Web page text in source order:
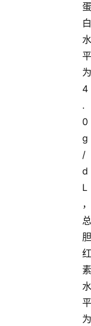
蛋
白
水
平
为
4
.
0
g
/
d
L
，
总
胆
红
素
水
平
为